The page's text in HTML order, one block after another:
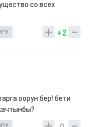
со всех
+2
оорун бер! бети